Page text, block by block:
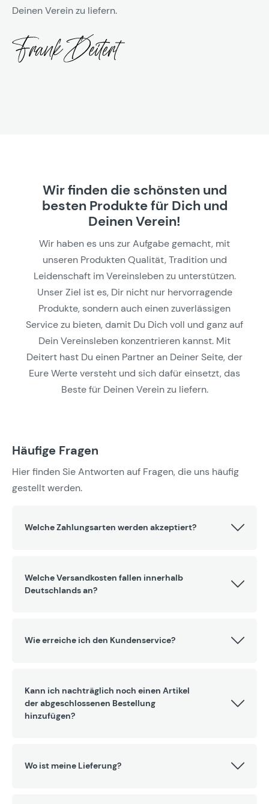
Deinen Verein zu liefern.
Wir finden die schönsten und
besten Produkte für Dich und
Deinen Verein!
Wir haben es uns zur Aufgabe gemacht, mit
unseren Produkten Qualität, Tradition und
Leidenschaft im Vereinsleben zu unterstützen.
Unser Ziel ist es, Dir nicht nur hervorragende
Produkte, sondern auch einen zuverlässigen
Service zu bieten, damit Du Dich voll und ganz auf
Dein Vereinsleben konzentrieren kannst. Mit
Deitert hast Du einen Partner an Deiner Seite, der
Eure Werte versteht und sich dafür einsetzt, das
Beste für Deinen Verein zu liefern.
Häufige Fragen
Hier finden Sie Antworten auf Fragen, die uns häufig
gestellt werden.
Welche Zahlungsarten werden akzeptiert?
Welche Versandkosten fallen innerhalb
Deutschlands an?
Wie erreiche ich den Kundenservice?
Kann ich nachträglich noch einen Artikel
der abgeschlossenen Bestellung
hinzufügen?
Wo ist meine Lieferung?